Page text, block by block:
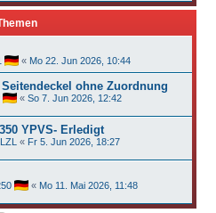
« Mo 22. Jun 2026, 10:44
ohne Zuordnung
« So 7. Jun 2026, 12:42
YPVS- Erledigt
« Fr 5. Jun 2026, 18:27
« Mo 11. Mai 2026, 11:48